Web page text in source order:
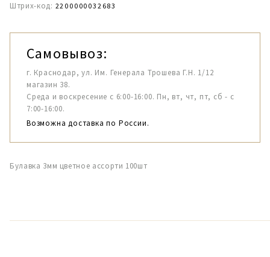
Штрих-код: 2200000032683
Самовывоз:
г. Краснодар, ул. Им. Генерала Трошева Г.Н. 1/12
магазин 38.
Среда и воскресение с 6:00-16:00. Пн, вт, чт, пт, сб - с
7:00-16:00.
Возможна доставка по России.
Булавка 3мм цветное ассорти 100шт